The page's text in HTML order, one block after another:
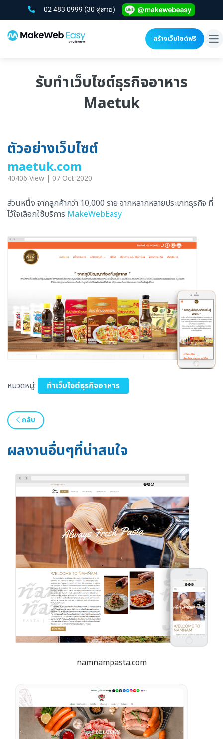
02 483 0999 (30 คู่สาย)
สร้างเว็บไซต์ฟรี
รับทำเว็บไซต์ธุรกิจอาหาร
Maetuk
ตัวอย่างเว็บไซต์
maetuk.com
40406 View | 07 Oct 2020
ส่วนหนึ่ง จากลูกค้ากว่า 10,000 ราย จากหลากหลายประเภทธุรกิจ ที่
ไว้ใจเลือกใช้บริการ MakeWebEasy
หมวดหมู่: ทำเว็บไซต์ธุรกิจอาหาร
กลับ
ผลงานอื่นๆที่น่าสนใจ
namnampasta.com